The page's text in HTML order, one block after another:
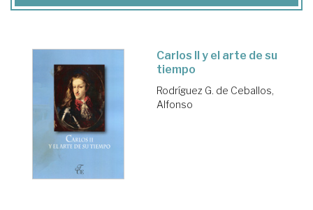
Carlos II y el arte de su
tiempo
Rodríguez G. de Ceballos,
Alfonso